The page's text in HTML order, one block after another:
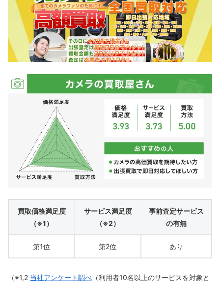
買取価格満足度
（※1）
サービス満足度
（※2）
事前査定サービス
の有無
第1位 第2位 あり
（※1,2 当社アンケート調べ （利用者10名以上のサービスを対象と